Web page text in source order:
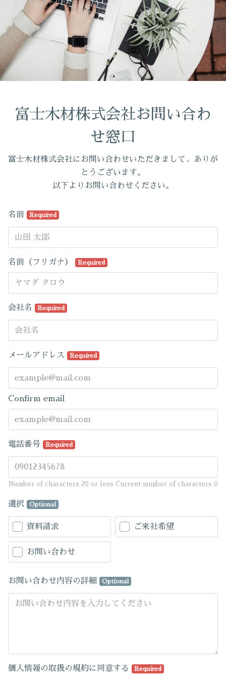
富士木材株式会社お問い合わ
せ窓口
富士木材株式会社にお問い合わせいただきまして、ありが
とうございます。
以下よりお問い合わせください。
名前 Required
名前（フリガナ） Required
会社名 Required
メールアドレス Required
Confirm email
電話番号 Required
Number of characters 20 or less Current number of characters 0
選択 Optional
資料請求 ご来社希望
お問い合わせ
お問い合わせ内容の詳細 Optional
個人情報の取扱の規約に同意する Required